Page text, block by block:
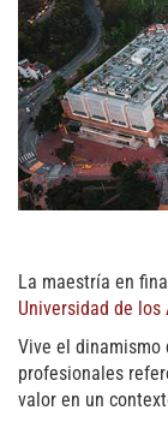
La maestría en
Universidad de los
Vive el dinamismo
profesionales
valor en un